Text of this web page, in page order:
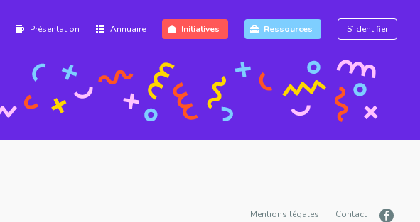
Présentation Annuaire Initiatives Ressources S’identifier
Mentions légales Contact